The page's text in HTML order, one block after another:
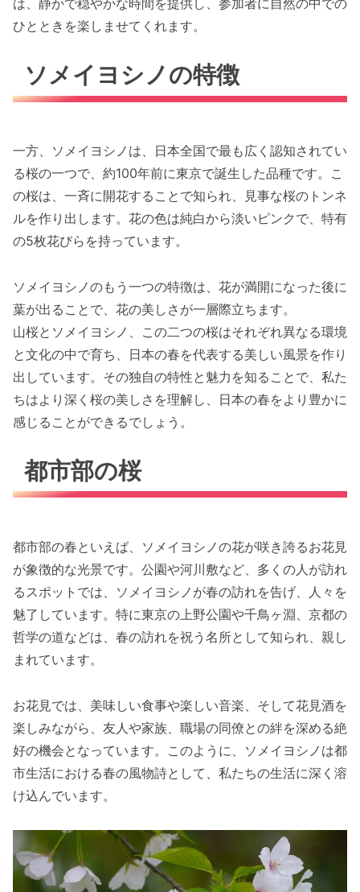
は、静かで穏やかな時間を提供し、参加者に自然の中での
ひとときを楽しませてくれます。
ソメイヨシノの特徴
一方、ソメイヨシノは、日本全国で最も広く認知されてい
る桜の一つで、約100年前に東京で誕生した品種です。こ
の桜は、一斉に開花することで知られ、見事な桜のトンネ
ルを作り出します。花の色は純白から淡いピンクで、特有
の5枚花びらを持っています。
ソメイヨシノのもう一つの特徴は、花が満開になった後に
葉が出ることで、花の美しさが一層際立ちます。
山桜とソメイヨシノ、この二つの桜はそれぞれ異なる環境
と文化の中で育ち、日本の春を代表する美しい風景を作り
出しています。その独自の特性と魅力を知ることで、私た
ちはより深く桜の美しさを理解し、日本の春をより豊かに
感じることができるでしょう。
都市部の桜
都市部の春といえば、ソメイヨシノの花が咲き誇るお花見
が象徴的な光景です。公園や河川敷など、多くの人が訪れ
るスポットでは、ソメイヨシノが春の訪れを告げ、人々を
魅了しています。特に東京の上野公園や千鳥ヶ淵、京都の
哲学の道などは、春の訪れを祝う名所として知られ、親し
まれています。
お花見では、美味しい食事や楽しい音楽、そして花見酒を
楽しみながら、友人や家族、職場の同僚との絆を深める絶
好の機会となっています。このように、ソメイヨシノは都
市生活における春の風物詩として、私たちの生活に深く溶
け込んでいます。